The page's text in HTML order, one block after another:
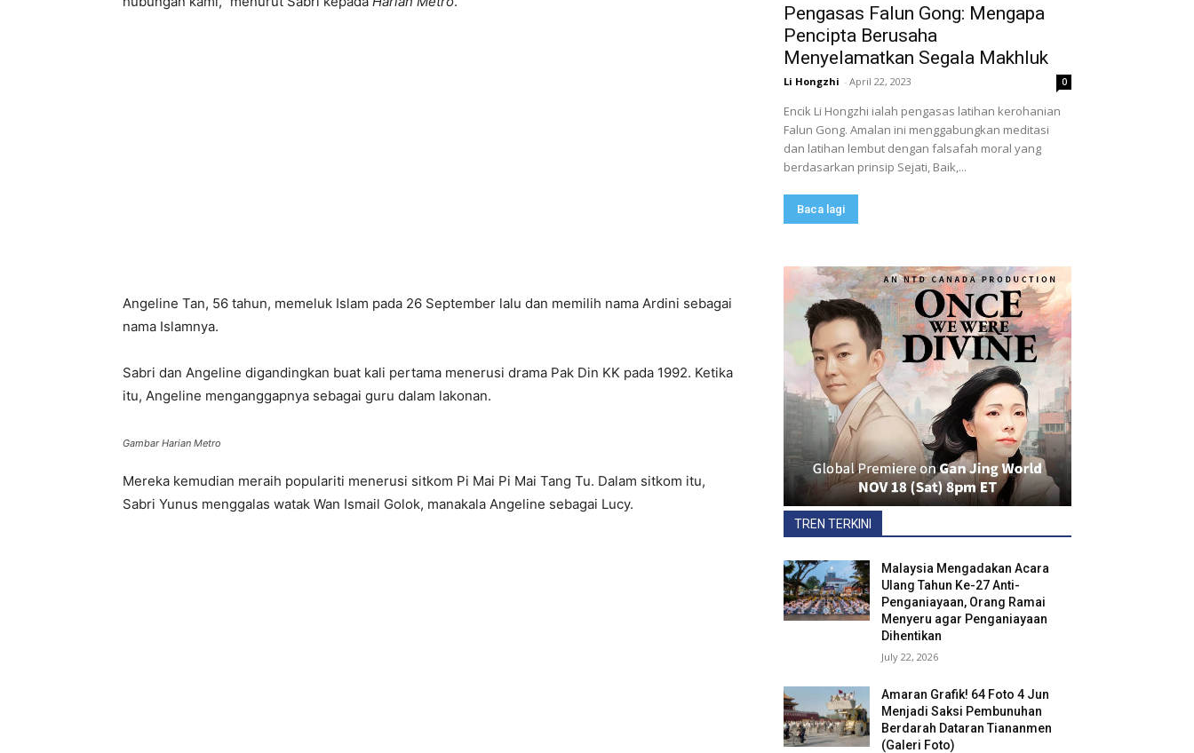
Angeline Tan, 56 tahun, memeluk Islam pada 26 September lalu dan memilih nama Ardini sebagai
nama Islamnya.
Sabri dan Angeline digandingkan buat kali pertama menerusi drama Pak Din KK pada 1992. Ketika
itu, Angeline menganggapnya sebagai guru dalam lakonan.
Gambar Harian Metro
Mereka kemudian meraih populariti menerusi sitkom Pi Mai Pi Mai Tang Tu. Dalam sitkom itu,
Sabri Yunus menggalas watak Wan Ismail Golok, manakala Angeline sebagai Lucy.
Pengasas Falun Gong: Mengapa
Pencipta Berusaha
Menyelamatkan Segala Makhluk
Li Hongzhi - April 22, 2023 0
Encik Li Hongzhi ialah pengasas latihan kerohanian
Falun Gong. Amalan ini menggabungkan meditasi
dan latihan lembut dengan falsafah moral yang
berdasarkan prinsip Sejati, Baik,...
Baca lagi
TREN TERKINI
Malaysia Mengadakan Acara
Ulang Tahun Ke-27 Anti-
Penganiayaan, Orang Ramai
Menyeru agar Penganiayaan
Dihentikan
July 22, 2026
Amaran Grafik! 64 Foto 4 Jun
Menjadi Saksi Pembunuhan
Berdarah Dataran Tiananmen
(Galeri Foto)